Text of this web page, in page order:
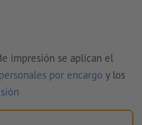
impresión se aplican el
por encargo y los